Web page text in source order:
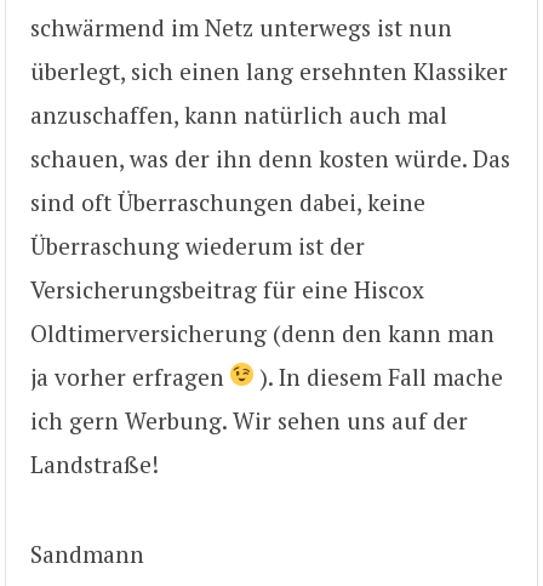
schwärmend im Netz unterwegs ist nun
überlegt, sich einen lang ersehnten Klassiker
anzuschaffen, kann natürlich auch mal
schauen, was der ihn denn kosten würde. Das
sind oft Überraschungen dabei, keine
Überraschung wiederum ist der
Versicherungsbeitrag für eine Hiscox
Oldtimerversicherung (denn den kann man
ja vorher erfragen
). In diesem Fall mache
ich gern Werbung. Wir sehen uns auf der
Landstraße!
Sandmann